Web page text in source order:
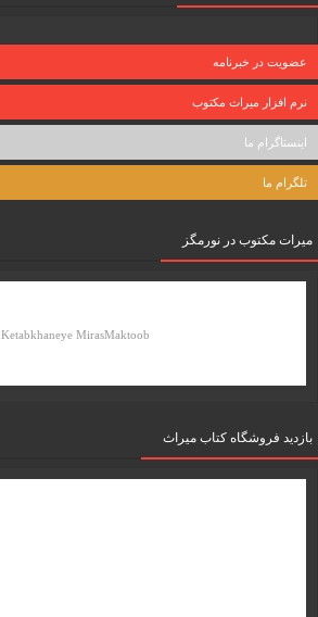
عضویت در خبرنامه
نرم افزار میراث مکتوب
اینستاگرام ما
تلگرام ما
میرات مکتوب در نورمگز
Ketabkhaneye MirasMaktoob
بازدید فروشگاه کتاب میراث